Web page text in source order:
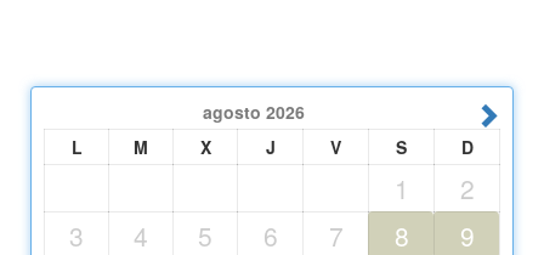
agosto 2026
L
M X J V S D
1
2
3
4 5 6 7 8
9